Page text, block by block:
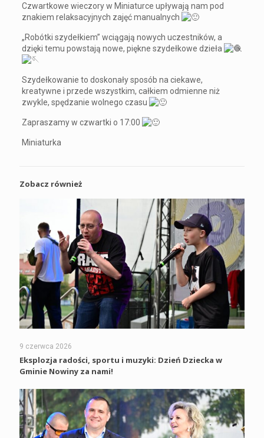
Czwartkowe wieczory w Miniaturce upływają nam pod
znakiem relaksacyjnych zajęć manualnych
„Robótki szydełkiem” wciągają nowych uczestników, a
dzięki temu powstają nowe, piękne szydełkowe dzieła
Szydełkowanie to doskonały sposób na ciekawe,
kreatywne i przede wszystkim, całkiem odmienne niż
zwykle, spędzanie wolnego czasu
Zapraszamy w czwartki o 17:00
Miniaturka
Zobacz również
9 czerwca 2026
Eksplozja radości, sportu i muzyki: Dzień Dziecka w
Gminie Nowiny za nami!